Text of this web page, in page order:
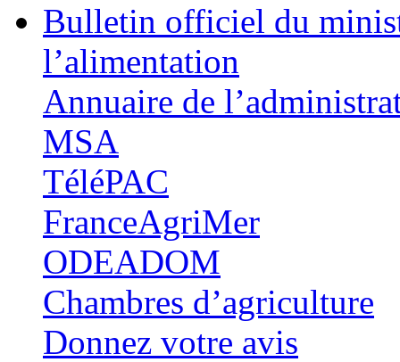
Bulletin officiel du
l’alimentation
Annuaire de
MSA
TéléPAC
FranceAgriMer
ODEADOM
Chambres d’agriculture
Donnez votre avis